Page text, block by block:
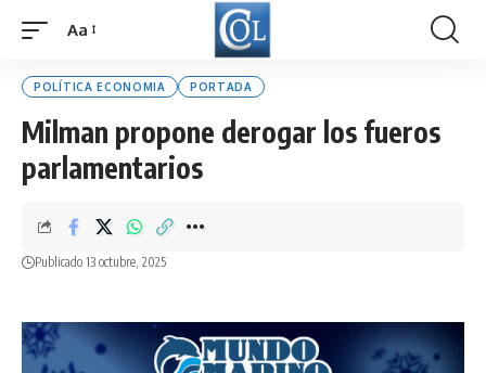
Font
Aa
POLÍTICA ECONOMIA PORTADA
Milman propone derogar los fueros
parlamentarios
Publicado 13 octubre, 2025